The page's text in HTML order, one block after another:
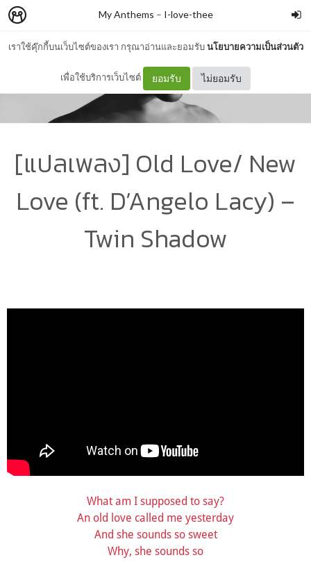
เราใช้คุ๊กกี้บนเว็บไซต์ของเรา กรุณาอ่านและยอมรับนโยบายความเป็นส่วนตัว
เพื่อใช้บริการเว็บไซต์ ยอมรับ ไม่ยอมรับ
My Anthems – I-love-thee
[แปลเพลง] Old Love/ New
Love (ft. D’Angelo Lacy) –
Twin Shadow
What am I supposed to say?
An old love called me yesterday
And she sounds so sweet
Why, she sounds so